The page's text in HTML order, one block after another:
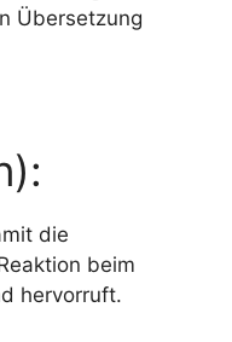
Übersetzung
die
beim
hervorruft.